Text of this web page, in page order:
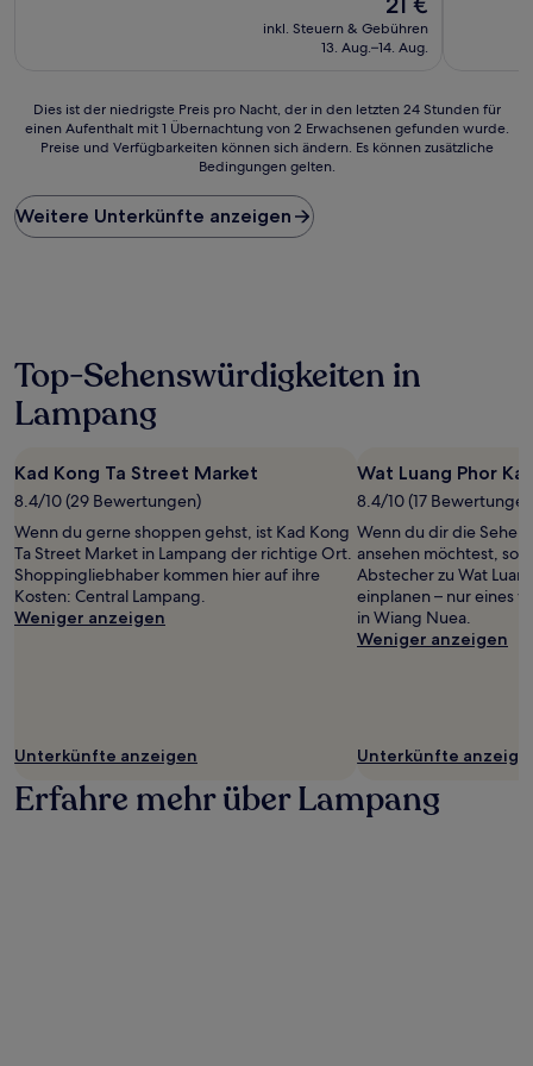
Preis
beträgt
inkl. Steuern & Gebühren
13. Aug.–14. Aug.
Dies
ist
Preis
pro
Nacht,
für
einen
Aufenthalt
mit
von
2 Erwachsenen
gefunden
wurde.
Preise
und
Verfügbarkeiten
können
Bedingungen
Dies ist der niedrigste Preis pro Nacht, der in den letzten 24 Stunden für
einen Aufenthalt mit 1 Übernachtung von 2 Erwachsenen gefunden wurde.
Preise und Verfügbarkeiten können sich ändern. Es können zusätzliche
Bedingungen gelten.
Weitere Unterkünfte anzeigen
Top-Sehenswürdigkeiten in
Lampang
Kad Kong Ta Street Market
8.4/10 (29 Bewertungen)
Wenn du gerne shoppen gehst, ist Kad Kong
Ta Street Market in Lampang der richtige Ort.
Shoppingliebhaber kommen hier auf ihre
Kosten: Central Lampang.
Weniger anzeigen
Unterkünfte anzeigen
Wat Luang Phor
8.4/10 (17
Wenn du dir die
ansehen möchtest,
Abstecher zu Wat
einplanen – nur eines
in Wiang Nuea.
Weniger anzeigen
Unterkünfte
Erfahre mehr über Lampang